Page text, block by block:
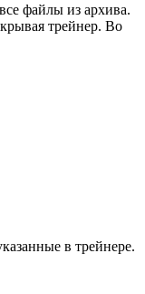
файлы из архива.
трейнер. Во
в трейнере.